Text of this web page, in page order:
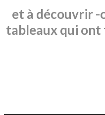
et à découvrir
tableaux qui